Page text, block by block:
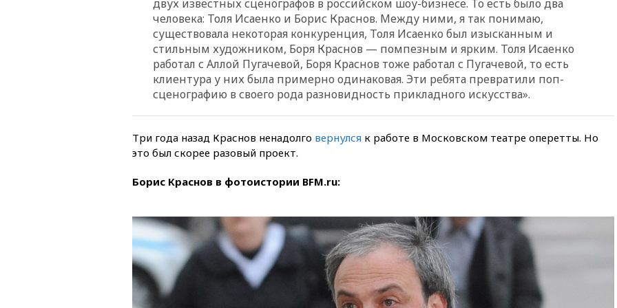
Гордеевой о фейках о ВС
России
вчера, 19:45 ISU предоставил
нейтральный статус
фигуристкам Валиевой и
Трусовой
вчера, 19:35Зеленский
вчера, 19:19Россиянка
ликвидировано
вчера, 18:55Минобороны
отчиталось об ударах по двум
украинским сухогрузам в
Черном море
Школьники из РФ
двух известных сценографов в российском шоу-бизнесе. То есть было два
человека: Толя Исаенко и Борис Краснов. Между ними, я так понимаю,
существовала некоторая конкуренция, Толя Исаенко был изысканным и
стильным художником, Боря Краснов — помпезным и ярким. Толя Исаенко
работал с Аллой Пугачевой, Боря Краснов тоже работал с Пугачевой, то есть
клиентура у них была примерно одинаковая. Эти ребята превратили поп-
сценографию в своего рода разновидность прикладного искусства».
Три года назад Краснов ненадолго вернулся к работе в Московском театре оперетты. Но
это был скорее разовый проект.
Борис Краснов в фотоистории BFM.ru: